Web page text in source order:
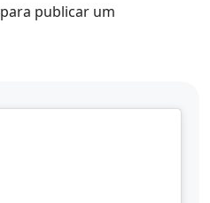
para publicar um